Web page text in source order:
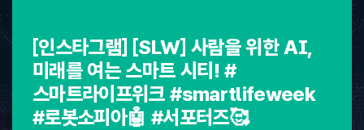
[인스타그램] [SLW] 사람을 위한 AI,
미래를 여는 스마트 시티! #
스마트라이프위크 #smartlifeweek
#로봇소피아🤖 #서포터즈🥰